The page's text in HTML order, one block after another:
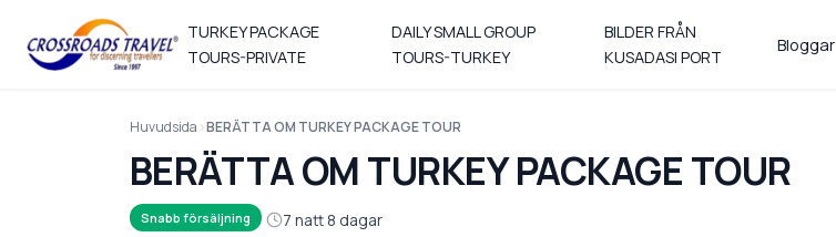
TURKEY PACKAGE
TOURS-PRIVATE
DAILY SMALL GROUP
TOURS-TURKEY
BILDER FRÅN
KUSADASI PORT
Bloggar
Huvudsida BERÄTTA OM TURKEY PACKAGE TOUR
BERÄTTA OM TURKEY PACKAGE TOUR
Snabb försäljning 7 natt 8 dagar